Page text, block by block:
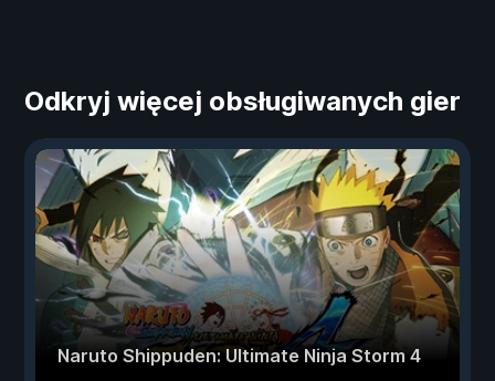
Odkryj więcej obsługiwanych gier
Naruto Shippuden: Ultimate Ninja Storm 4